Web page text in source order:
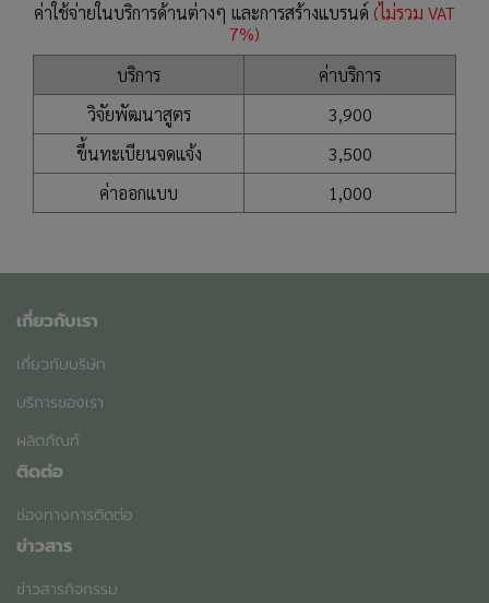
ค่าใช้จ่ายในบริการด้านต่างๆ และการสร้างแบรนด์ (ไม่รวม VAT
7%)
บริการ
ค่าบริการ
วิจัยพัฒนาสูตร
3,900
ขึ้นทะเบียนจดแจ้ง
3,500
ค่าออกแบบ
1,000
เกี่ยวกับเรา
เกี่ยวกับบริษัท
บริการของเรา
ผลิตภัณฑ์
ติดต่อ
ช่องทางการติดต่อ
ข่าวสาร
ข่าวสารกิจกรรม